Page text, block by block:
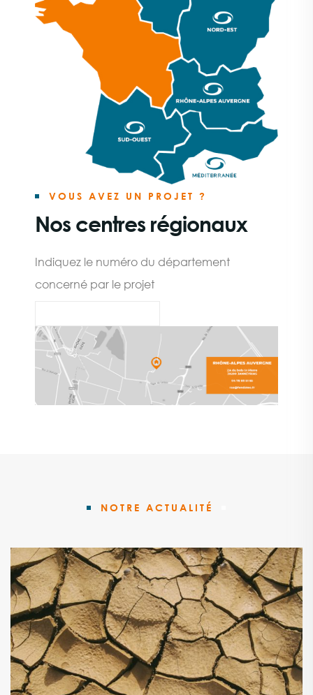
VOUS AVEZ UN PROJET ?
Nos centres régionaux
Indiquez le numéro du département
concerné par le projet
NOTRE ACTUALITÉ